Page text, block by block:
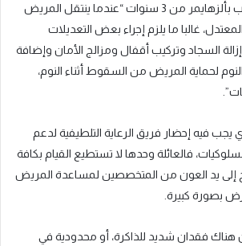
ويهتم بأمر والده مصاب بألزهايمر من 3 سنوات “عندما ينتقل المريض
غالبا ما يلزم إجراء بعض التعديلات
السجاد وتركيب أقفال ومزالج الأمان وإضافة
لحماية المريض من السقوط أثناء النوم،
يجب فيه إحضار فريق الرعاية التلطيفية لدعم
فالعائلة وحدها لا تستطيع القيام بكافة
إلى يد العون من المتخصصين لمساعدة المريض
بصورة كبيرة.
هناك فقدان شديد للذاكرة، أو محدودية في